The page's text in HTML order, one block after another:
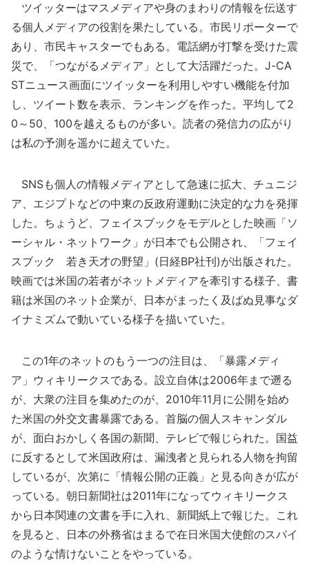
ツイッターはマスメディアや身のまわりの情報を伝送す
る個人メディアの役割を果たしている。市民リポーターで
あり、市民キャスターでもある。電話網が打撃を受けた震
災で、「つながるメディア」として大活躍だった。J-CA
STニュース画面にツイッターを利用しやすい機能を付加
し、ツイート数を表示、ランキングを作った。平均して2
0～50、100を越えるものが多い。読者の発信力の広がり
は私の予測を遥かに超えていた。
SNSも個人の情報メディアとして急速に拡大、チュニジ
ア、エジプトなどの中東の反政府運動に決定的な力を発揮
した。ちょうど、フェイスブックをモデルとした映画「ソ
ーシャル・ネットワーク」が日本でも公開され、「フェイ
スブック 若き天才の野望」(日経BP社刊)が出版された。
映画では米国の若者がネットメディアを牽引する様子、書
籍は米国のネット企業が、日本がまったく及ばぬ見事なダ
イナミズムで動いている様子を描いていた。
この1年のネットのもう一つの注目は、「暴露メディ
ア」ウィキリークスである。設立自体は2006年まで遡る
が、大衆の注目を集めたのが、2010年11月に公開を始め
た米国の外交文書暴露である。首脳の個人スキャンダル
が、面白おかしく各国の新聞、テレビで報じられた。国益
に反するとして米国政府は、漏洩者と見られる人物を拘留
しているが、次第に「情報公開の正義」と見る向きが広が
っている。朝日新聞社は2011年になってウィキリークス
から日本関連の文書を手に入れ、新聞紙上で報じた。これ
を見ると、日本の外務省はまるで在日米国大使館のスパイ
のような情けないことをやっている。